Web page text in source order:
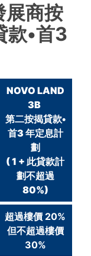
展商按
款•首3
NOVO LAND
3B
第二按揭貸款•
首3 年定息計
劃
( 1 + 此貸款計
劃不超過
80%)
超過樓價 20%
但不超過樓價
30%